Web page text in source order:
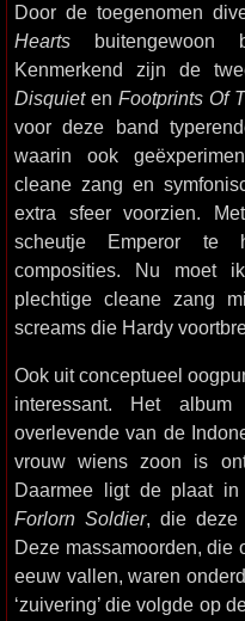
Door de toegenomen
Hearts buitengewoon
Kenmerkend zijn de
Disquieten Footprints Of
voor deze band
waarin ook
cleane zang en
extra sfeer voorzien.
scheutje Emperor te
composities. Nu moet
plechtige cleane zang
screams die Hardy
Ook uit conceptueel
interessant. Het
overlevende van de
vrouw wiens zoon is
Daarmee ligt de plaat
Forlorn Soldier, die deze
Deze massamoorden, die
eeuw vallen, waren
‘zuivering’ die volgde op